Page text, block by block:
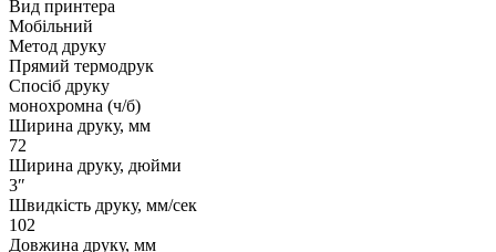
Вид принтера
Мобільний
Метод друку
Прямий термодрук
Спосіб друку
монохромна (ч/б)
Ширина друку, мм
72
Ширина друку, дюйми
3″
Швидкість друку, мм/сек
102
Довжина друку, мм